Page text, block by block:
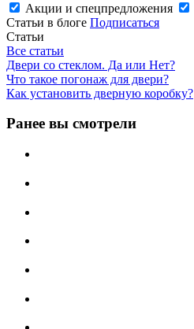
Акции и спецпредложения
Статьи в блоге Подписаться
Статьи
Все статьи
Двери со стеклом. Да или Нет?
Что такое погонаж для двери?
Как установить дверную коробку?
Ранее вы смотрели